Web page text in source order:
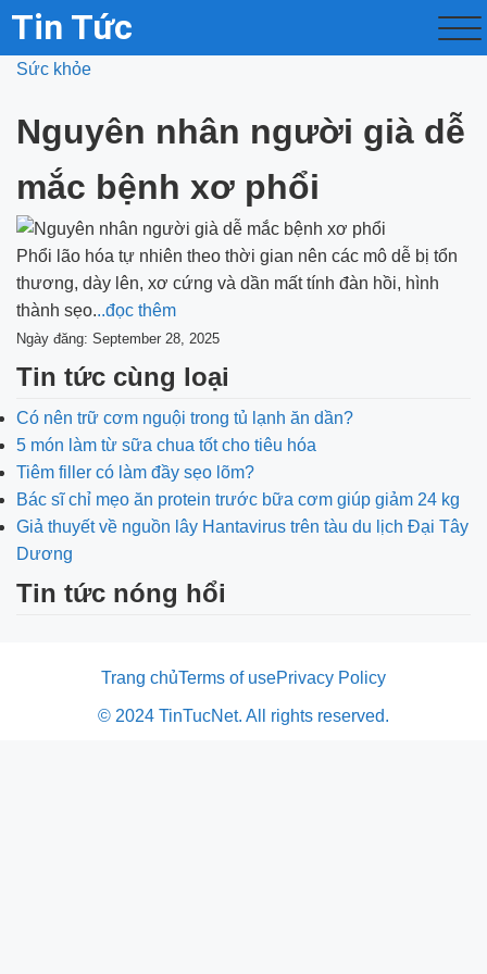
Tin Tức
Sức khỏe
Nguyên nhân người già dễ
mắc bệnh xơ phổi
Phổi lão hóa tự nhiên theo thời gian nên các mô dễ bị tổn
thương, dày lên, xơ cứng và dần mất tính đàn hồi, hình
thành sẹo...đọc thêm
Ngày đăng: September 28, 2025
Tin tức cùng loại
Có nên trữ cơm nguội trong tủ lạnh ăn dần?
5 món làm từ sữa chua tốt cho tiêu hóa
Tiêm filler có làm đầy sẹo lõm?
Bác sĩ chỉ mẹo ăn protein trước bữa cơm giúp giảm 24 kg
Giả thuyết về nguồn lây Hantavirus trên tàu du lịch Đại Tây
Dương
Tin tức nóng hổi
Trang chủTerms of usePrivacy Policy
© 2024 TinTucNet. All rights reserved.